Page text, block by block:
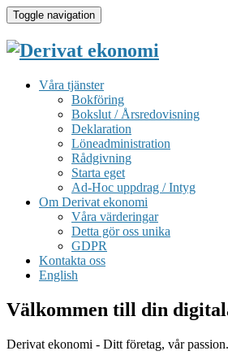
Toggle navigation
Våra tjänster
Bokföring
Bokslut / Årsredovisning
Deklaration
Löneadministration
Rådgivning
Starta eget
Ad-Hoc uppdrag / Intyg
Om Derivat ekonomi
Våra värderingar
Detta gör oss unika
GDPR
Kontakta oss
English
Välkommen till din
Derivat ekonomi - Ditt företag, vår passion.